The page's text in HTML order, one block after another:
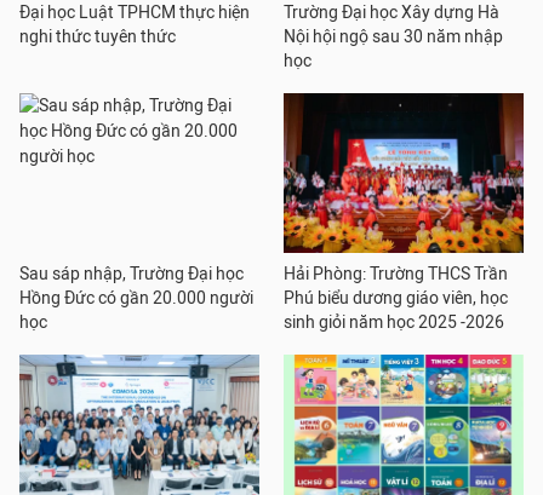
Đại học Luật TPHCM thực hiện
nghi thức tuyên thức
Trường Đại học Xây dựng Hà
Nội hội ngộ sau 30 năm nhập
học
Sau sáp nhập, Trường Đại học
Hồng Đức có gần 20.000 người
học
Hải Phòng: Trường THCS Trần
Phú biểu dương giáo viên, học
sinh giỏi năm học 2025 -2026